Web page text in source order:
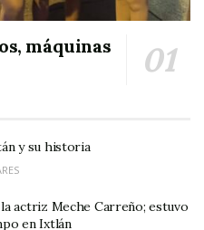
máquinas
y su historia
actriz Meche Carreño; estuvo
en Ixtlán